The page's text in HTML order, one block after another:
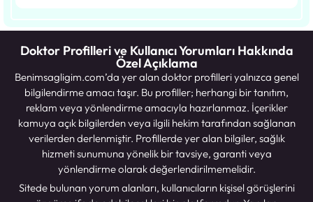
Doktor Profilleri ve Kullanıcı Yorumları Hakkında
Özel Açıklama
Benimsagligim.com’da yer alan doktor profilleri yalnızca genel
bilgilendirme amacı taşır. Bu profiller; herhangi bir tanıtım,
reklam veya yönlendirme amacıyla hazırlanmaz. İçerikler
kamuya açık bilgilerden veya ilgili hekim tarafından sağlanan
verilerden derlenmiştir. Profillerde yer alan bilgiler, sağlık
hizmeti sunumuna yönelik bir tavsiye, garanti veya
yönlendirme olarak değerlendirilmemelidir.
Sitede bulunan yorum alanları, kullanıcıların kişisel görüşlerini